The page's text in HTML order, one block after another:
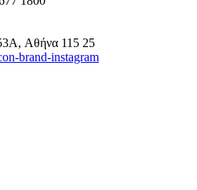
Αθήνα 115 25
brand-instagram